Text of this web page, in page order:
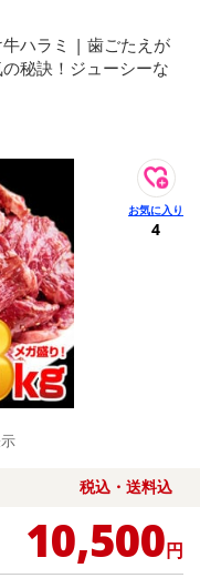
ハラミ | 歯ごたえが
秘訣！ジューシーな
4
税込・送料込
10,500円